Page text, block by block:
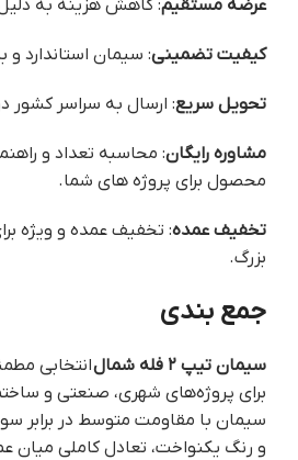
عرضه مستقیم: کاهش هزینه به
کیفیت تضمینی: سیمان استاندارد
تحویل سریع: ارسال به سراسر کشور
مشاوره رایگان: محاسبه تعداد و
محصول برای پروژه های شما.
تخفیف عمده: تخفیف عمده و ویژه
بزرگ.
جمع بندی
سیمان تیپ ۲ فله شمال
انتخابی
برای پروژه‌های شهری، صنعتی و
سیمان با مقاومت متوسط در برابر
و رنگ یکنواخت، تعادل کاملی میان